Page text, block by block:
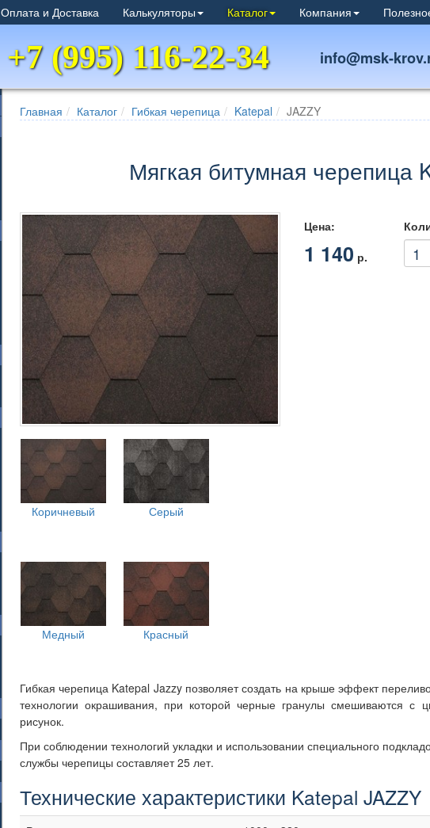
+7 (995) 116-22-34 info@msk-
Оплата и Доставка Калькуляторы Каталог Компания
Главная Каталог Гибкая черепица Katepal JAZZY
Мягкая битумная черепица
Коричневый Серый
Медный Красный
Цена:
1 140 р.
Гибкая черепица Katepal Jazzy позволяет создать на крыше эффект
технологии окрашивания, при которой черные гранулы смешиваются с
рисунок.
При соблюдении технологий укладки и использовании специального
службы черепицы составляет 25 лет.
Технические характеристики Katepal JAZZY